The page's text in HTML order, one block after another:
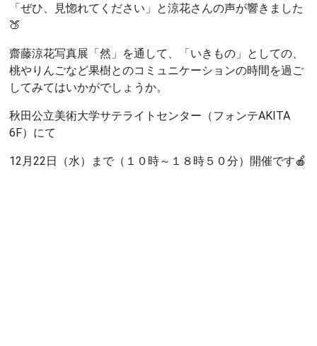
「ぜひ、見惚れてください」と涼花さんの声が響きました
🍑
齋藤涼花写真展「然」を通して、「いきもの」としての、
桃やりんごなど果樹とのコミュニケーションの時間を過ご
してみてはいかがでしょうか。
秋田公立美術大学サテライトセンター（フォンテAKITA
6F）にて
12月22日（水）まで（１０時～１８時５０分）開催です🍎